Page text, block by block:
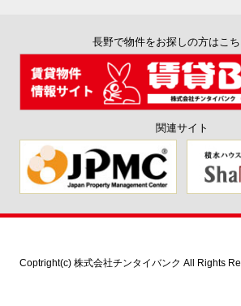
長野で物件をお探しの方はこ
関連サイト
Coptright(c) 株式会社チンタイバンク All Rights